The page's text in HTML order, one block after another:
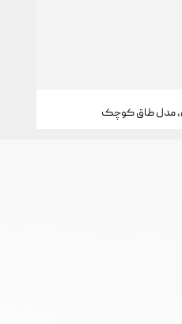
مدل طاق کوچک